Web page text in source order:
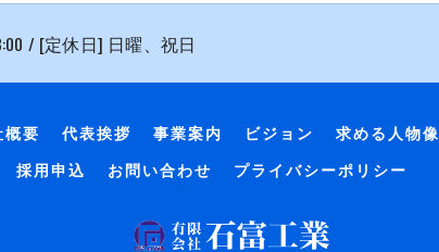
/ [定休日] 日曜、祝日
概要 代表挨拶 事業案内 ビジョン 求める人物像
採用申込 お問い合わせ プライバシーポリシー